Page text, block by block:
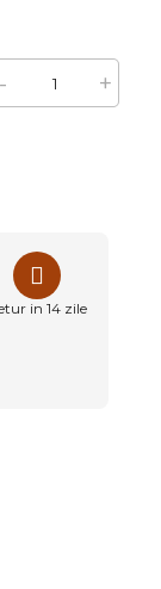
- +
in 14 zile